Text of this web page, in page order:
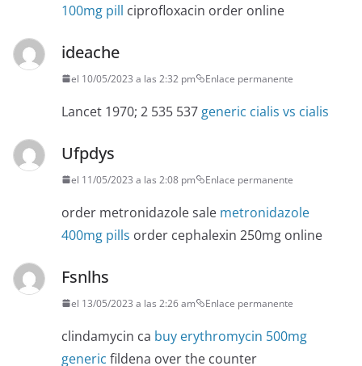
100mg pill ciprofloxacin order online
ideache
el 10/05/2023 a las 2:32 pm Enlace permanente
Lancet 1970; 2 535 537 generic cialis vs cialis
Ufpdys
el 11/05/2023 a las 2:08 pm Enlace permanente
order metronidazole sale metronidazole
400mg pills order cephalexin 250mg online
Fsnlhs
el 13/05/2023 a las 2:26 am Enlace permanente
clindamycin ca buy erythromycin 500mg
generic fildena over the counter